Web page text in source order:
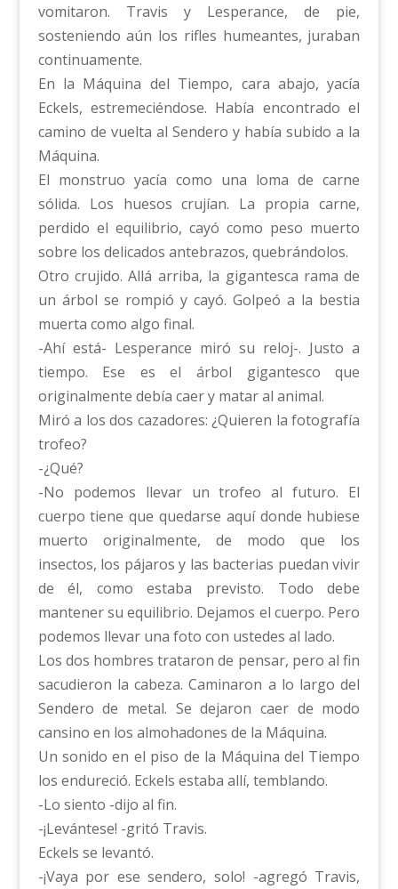
vomitaron. Travis y Lesperance, de pie,
sosteniendo aún los rifles humeantes, juraban
continuamente.
En la Máquina del Tiempo, cara abajo, yacía
Eckels, estremeciéndose. Había encontrado el
camino de vuelta al Sendero y había subido a la
Máquina.
El monstruo yacía como una loma de carne
sólida. Los huesos crujían. La propia carne,
perdido el equilibrio, cayó como peso muerto
sobre los delicados antebrazos, quebrándolos.
Otro crujido. Allá arriba, la gigantesca rama de
un árbol se rompió y cayó. Golpeó a la bestia
muerta como algo final.
-Ahí está- Lesperance miró su reloj-. Justo a
tiempo. Ese es el árbol gigantesco que
originalmente debía caer y matar al animal.
Miró a los dos cazadores: ¿Quieren la fotografía
trofeo?
-¿Qué?
-No podemos llevar un trofeo al futuro. El
cuerpo tiene que quedarse aquí donde hubiese
muerto originalmente, de modo que los
insectos, los pájaros y las bacterias puedan vivir
de él, como estaba previsto. Todo debe
mantener su equilibrio. Dejamos el cuerpo. Pero
podemos llevar una foto con ustedes al lado.
Los dos hombres trataron de pensar, pero al fin
sacudieron la cabeza. Caminaron a lo largo del
Sendero de metal. Se dejaron caer de modo
cansino en los almohadones de la Máquina.
Un sonido en el piso de la Máquina del Tiempo
los endureció. Eckels estaba allí, temblando.
-Lo siento -dijo al fin.
-¡Levántese! -gritó Travis.
Eckels se levantó.
-¡Vaya por ese sendero, solo! -agregó Travis,